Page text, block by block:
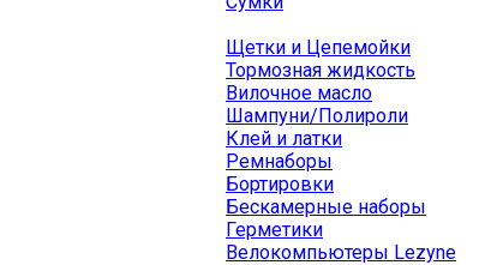
Щетки и Цепемойки
Тормозная жидкость
Вилочное масло
Шампуни/Полироли
Клей и латки
Ремнаборы
Бортировки
Бескамерные наборы
Герметики
Велокомпьютеры Lezyne